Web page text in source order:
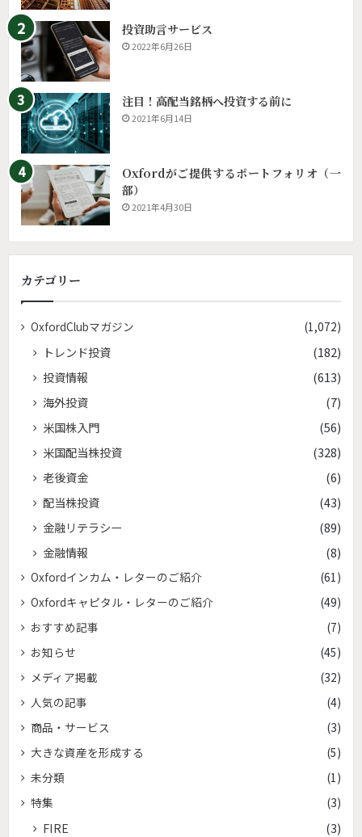
投資助言サービス
2022年6月26日
注目！高配当銘柄へ投資する前に
2021年6月14日
Oxfordがご提供するポートフォリオ（一
部）
2021年4月30日
カテゴリー
OxfordClubマガジン (1,072)
トレンド投資
(182)
投資情報
(613)
海外投資
(7)
米国株入門
(56)
米国配当株投資
(328)
老後資金
(6)
配当株投資
(43)
金融リテラシー
(89)
金融情報
(8)
Oxfordインカム・レターのご紹介
(61)
Oxfordキャピタル・レターのご紹介
(49)
おすすめ記事
(7)
お知らせ
(45)
メディア掲載
(32)
人気の記事
(4)
商品・サービス
(3)
大きな資産を形成する
(5)
未分類
(1)
特集
(3)
FIRE (3)